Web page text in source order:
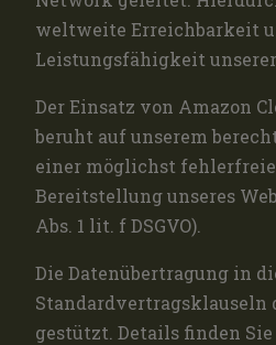
weltweite Erreichbarkeit
Leistungsfähigkeit unserer
Der Einsatz von Amazon
beruht auf unserem
einer möglichst
Bereitstellung unseres
Abs. 1 lit. f DSGVO).
Die Datenübertragung in
Standardvertragsklauseln
gestützt. Details finden